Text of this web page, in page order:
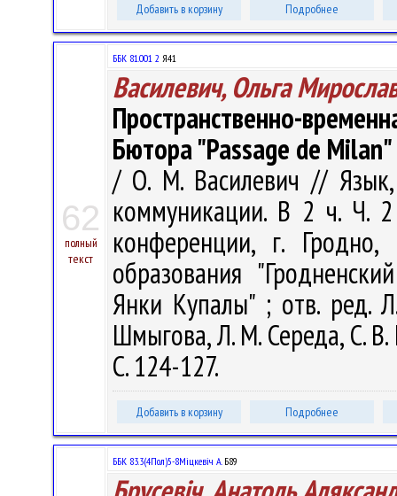
Добавить в корзину Подробнее
62
полный
текст
ББК 81.001 2 Я41
Василевич, Ольга
Пространственно-
Бютора "Passage de Milan"
/ О. М. Василевич //
коммуникации. В 2 ч. Ч.
конференции, г.
образования
Янки Купалы" ; отв. ред.
Шмыгова, Л. М. Середа, С. В.
С. 124-127.
Добавить в корзину Подробнее
ББК 83.3(4Пол)5-8Міцкевіч А.Б89